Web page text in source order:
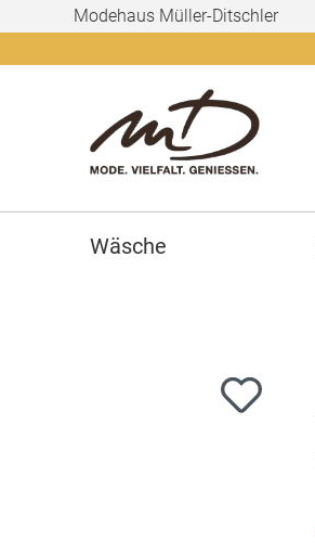
Modehaus Müller-Ditschler
Wäsche